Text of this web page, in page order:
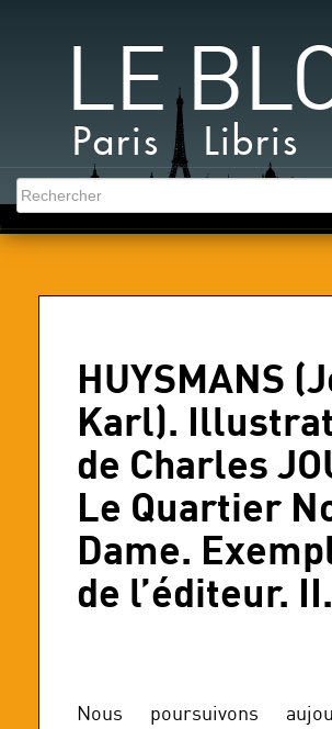
LE
Paris Libris
HUYSMANS
Karl).
de Charles
Le Quartier
Dame.
de l’éditeur. II.
Nous poursuivons